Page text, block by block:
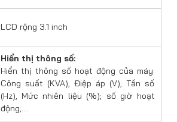
LCD rộng 3.1 inch
Hiển thị thông số:
Hiển thị thông số hoạt động của máy:
Công suất (KVA); Điệp áp (V); Tần số
(Hz), Mức nhiên liệu (%); số giờ hoạt
động;….